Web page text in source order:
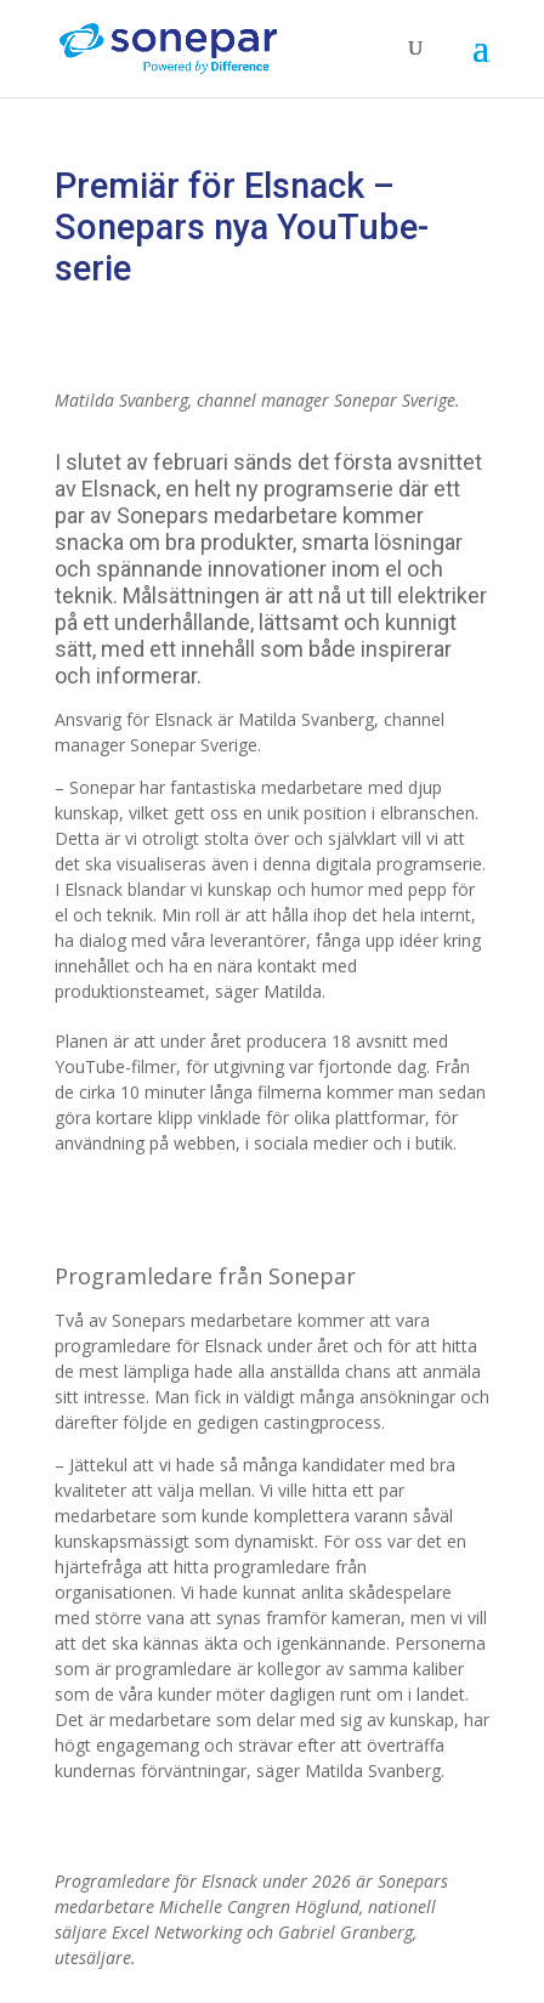
Premiär för Elsnack –
Sonepars nya YouTube-
serie
Matilda Svanberg, channel manager Sonepar Sverige.
I slutet av februari sänds det första avsnittet
av Elsnack, en helt ny programserie där ett
par av Sonepars medarbetare kommer
snacka om bra produkter, smarta lösningar
och spännande innovationer inom el och
teknik. Målsättningen är att nå ut till elektriker
på ett underhållande, lättsamt och kunnigt
sätt, med ett innehåll som både inspirerar
och informerar.
Ansvarig för Elsnack är Matilda Svanberg, channel
manager Sonepar Sverige.
– Sonepar har fantastiska medarbetare med djup
kunskap, vilket gett oss en unik position i elbranschen.
Detta är vi otroligt stolta över och självklart vill vi att
det ska visualiseras även i denna digitala programserie.
I Elsnack blandar vi kunskap och humor med pepp för
el och teknik. Min roll är att hålla ihop det hela internt,
ha dialog med våra leverantörer, fånga upp idéer kring
innehållet och ha en nära kontakt med
produktionsteamet, säger Matilda.
Planen är att under året producera 18 avsnitt med
YouTube-filmer, för utgivning var fjortonde dag. Från
de cirka 10 minuter långa filmerna kommer man sedan
göra kortare klipp vinklade för olika plattformar, för
användning på webben, i sociala medier och i butik.
Programledare från Sonepar
Två av Sonepars medarbetare kommer att vara
programledare för Elsnack under året och för att hitta
de mest lämpliga hade alla anställda chans att anmäla
sitt intresse. Man fick in väldigt många ansökningar och
därefter följde en gedigen castingprocess.
– Jättekul att vi hade så många kandidater med bra
kvaliteter att välja mellan. Vi ville hitta ett par
medarbetare som kunde komplettera varann såväl
kunskapsmässigt som dynamiskt. För oss var det en
hjärtefråga att hitta programledare från
organisationen. Vi hade kunnat anlita skådespelare
med större vana att synas framför kameran, men vi vill
att det ska kännas äkta och igenkännande. Personerna
som är programledare är kollegor av samma kaliber
som de våra kunder möter dagligen runt om i landet.
Det är medarbetare som delar med sig av kunskap, har
högt engagemang och strävar efter att överträffa
kundernas förväntningar, säger Matilda Svanberg.
Programledare för Elsnack under 2026 är Sonepars
medarbetare Michelle Cangren Höglund, nationell
säljare Excel Networking och Gabriel Granberg,
utesäljare.